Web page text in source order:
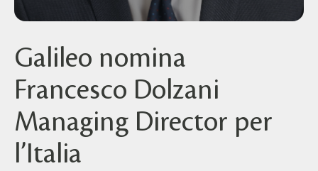
Galileo nomina
Francesco Dolzani
Managing Director per
l’Italia